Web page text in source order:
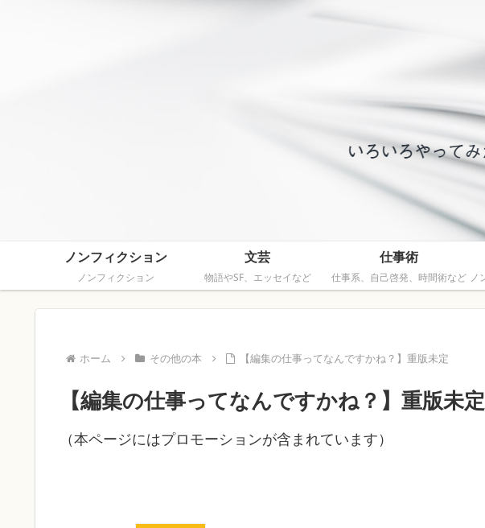
ノンフィクション
ノンフィクション
文芸
物語やSF、エッセイなど
仕事術
仕事系、自己啓発、時間術など
ホーム その他の本 【編集の仕事ってなんですかね？】重版未定
【編集の仕事ってなんですかね？】重版未定
（本ページにはプロモーションが含まれています）